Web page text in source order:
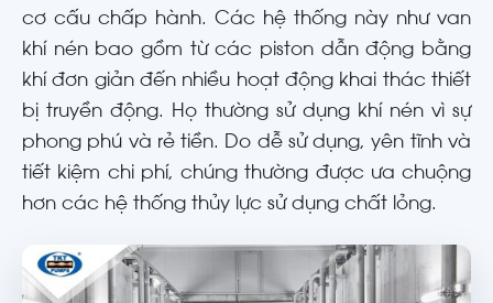
cơ cấu chấp hành. Các hệ thống này như van
khí nén bao gồm từ các piston dẫn động bằng
khí đơn giản đến nhiều hoạt động khai thác thiết
bị truyền động. Họ thường sử dụng khí nén vì sự
phong phú và rẻ tiền. Do dễ sử dụng, yên tĩnh và
tiết kiệm chi phí, chúng thường được ưa chuộng
hơn các hệ thống thủy lực sử dụng chất lỏng.